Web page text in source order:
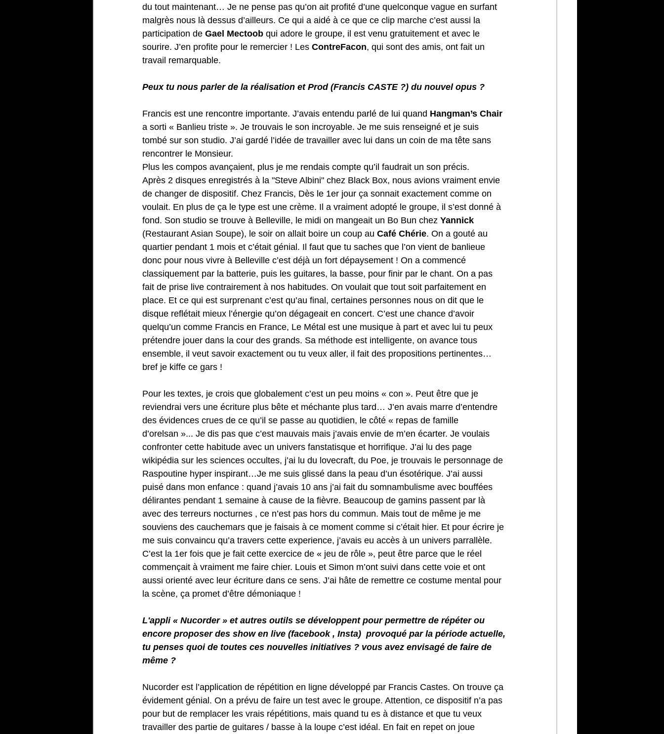
du tout maintenant… Je ne pense pas qu’on ait profité d’une quelconque vague en surfant
malgrès nous là dessus d’ailleurs. Ce qui a aidé à ce que ce clip marche c’est aussi la
participation de Gael Mectoob qui adore le groupe, il est venu gratuitement et avec le
sourire. J’en profite pour le remercier ! Les ContreFacon, qui sont des amis, ont fait un
travail remarquable.
Peux tu nous parler de la réalisation et Prod (Francis CASTE ?) du nouvel opus ?
Francis est une rencontre importante. J’avais entendu parlé de lui quand Hangman’s Chair
a sorti « Banlieu triste ». Je trouvais le son incroyable. Je me suis renseigné et je suis
tombé sur son studio. J’ai gardé l’idée de travailler avec lui dans un coin de ma tête sans
rencontrer le Monsieur.
Plus les compos avançaient, plus je me rendais compte qu’il faudrait un son précis.
Après 2 disques enregistrés à la "Steve Albini" chez Black Box, nous avions vraiment envie
de changer de dispositif. Chez Francis, Dès le 1er jour ça sonnait exactement comme on
voulait. En plus de ça le type est une crème. Il a vraiment adopté le groupe, il s’est donné à
fond. Son studio se trouve à Belleville, le midi on mangeait un Bo Bun chez Yannick
(Restaurant Asian Soupe), le soir on allait boire un coup au Café Chérie. On a gouté au
quartier pendant 1 mois et c’était génial. Il faut que tu saches que l’on vient de banlieue
donc pour nous vivre à Belleville c’est déjà un fort dépaysement ! On a commencé
classiquement par la batterie, puis les guitares, la basse, pour finir par le chant. On a pas
fait de prise live contrairement à nos habitudes. On voulait que tout soit parfaitement en
place. Et ce qui est surprenant c’est qu’au final, certaines personnes nous on dit que le
disque reflétait mieux l’énergie qu’on dégageait en concert. C’est une chance d’avoir
quelqu’un comme Francis en France, Le Métal est une musique à part et avec lui tu peux
prétendre jouer dans la cour des grands. Sa méthode est intelligente, on avance tous
ensemble, il veut savoir exactement ou tu veux aller, il fait des propositions pertinentes…
bref je kiffe ce gars !
Pour les textes, je crois que globalement c’est un peu moins « con ». Peut être que je
reviendrai vers une écriture plus bête et méchante plus tard… J’en avais marre d’entendre
des évidences crues de ce qu’il se passe au quotidien, le côté « repas de famille
d’orelsan »... Je dis pas que c’est mauvais mais j’avais envie de m’en écarter. Je voulais
confronter cette habitude avec un univers fanstatisque et horrifique. J’ai lu des page
wikipédia sur les sciences occultes, j’ai lu du lovecraft, du Poe, je trouvais le personnage de
Raspoutine hyper inspirant…Je me suis glissé dans la peau d’un ésotérique. J’ai aussi
puisé dans mon enfance : quand j’avais 10 ans j’ai fait du somnambulisme avec bouffées
délirantes pendant 1 semaine à cause de la fièvre. Beaucoup de gamins passent par là
avec des terreurs nocturnes , ce n’est pas hors du commun. Mais tout de même je me
souviens des cauchemars que je faisais à ce moment comme si c’était hier. Et pour écrire je
me suis convaincu qu’a travers cette experience, j’avais eu accès à un univers parrallèle.
C’est la 1er fois que je fait cette exercice de « jeu de rôle », peut être parce que le réel
commençait à vraiment me faire chier. Louis et Simon m’ont suivi dans cette voie et ont
aussi orienté avec leur écriture dans ce sens. J’ai hâte de remettre ce costume mental pour
la scène, ça promet d’être démoniaque !
L'appli « Nucorder » et autres outils se développent pour permettre de répéter ou
encore proposer des show en live (facebook , Insta)  provoqué par la période actuelle,
tu penses quoi de toutes ces nouvelles initiatives ? vous avez envisagé de faire de
même ?
Nucorder est l’application de répétition en ligne développé par Francis Castes. On trouve ça
évidement génial. On a prévu de faire un test avec le groupe. Attention, ce dispositif n’a pas
pour but de remplacer les vrais répétitions, mais quand tu es à distance et que tu veux
travailler des partie de guitares / basse à la loupe c’est idéal. En fait en repet on joue